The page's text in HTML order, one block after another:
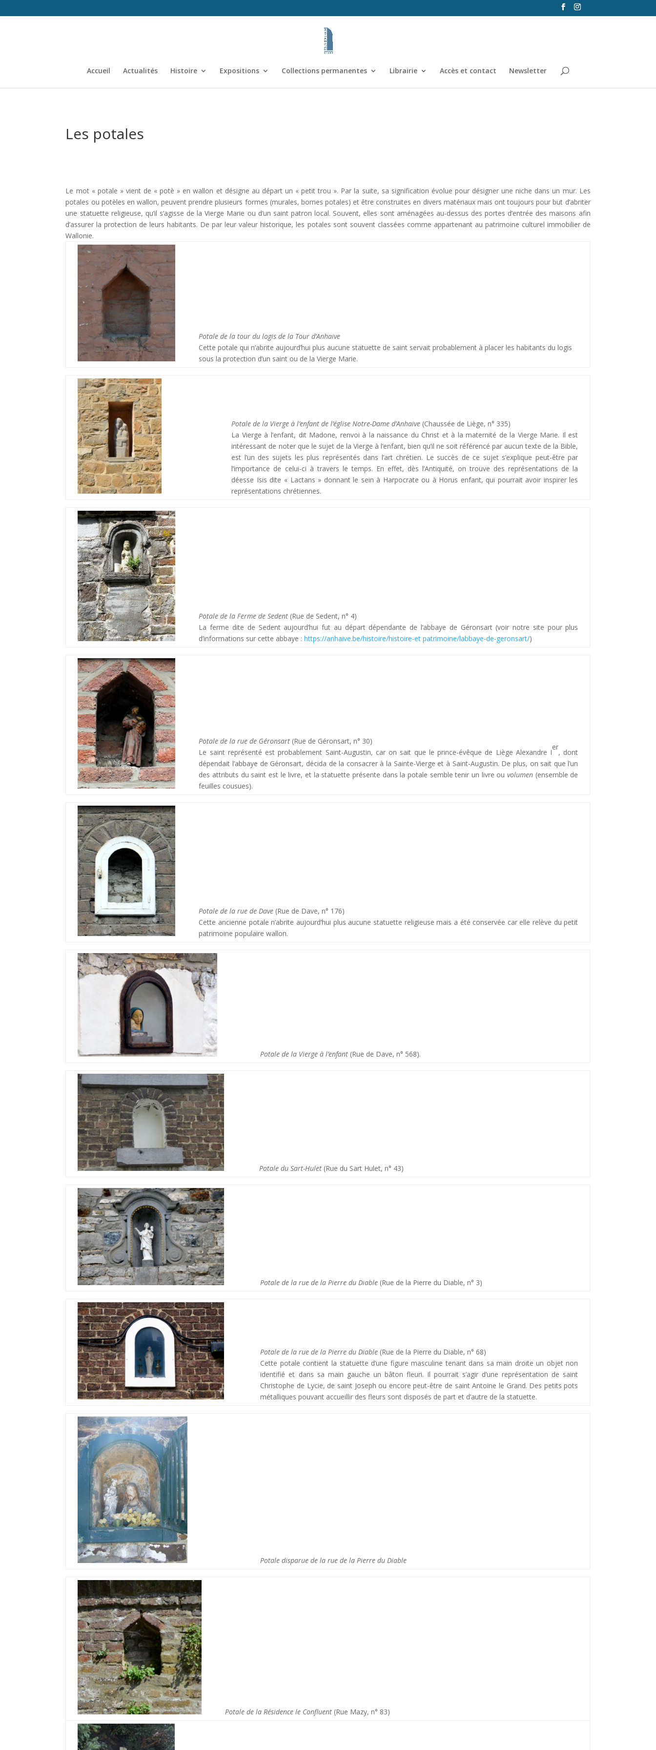
Accueil Actualités Histoire Expositions Collections permanentes Librairie Accès et contact Newsletter
Les potales
Le mot « potale » vient de « potè » en wallon et désigne au départ un « petit trou ». Par la suite, sa signification évolue pour désigner une niche dans un mur. Les
potales ou potèles en wallon, peuvent prendre plusieurs formes (murales, bornes potales) et être construites en divers matériaux mais ont toujours pour but d’abriter
une statuette religieuse, qu’il s’agisse de la Vierge Marie ou d’un saint patron local. Souvent, elles sont aménagées au-dessus des portes d’entrée des maisons afin
d’assurer la protection de leurs habitants. De par leur valeur historique, les potales sont souvent classées comme appartenant au patrimoine culturel immobilier de
Wallonie.
Potale de la tour du logis de la Tour d’Anhaive
Cette potale qui n’abrite aujourd’hui plus aucune statuette de saint servait probablement à placer les habitants du logis
sous la protection d’un saint ou de la Vierge Marie.
Potale de la Vierge à l’enfant de l’église Notre-Dame d’Anhaive (Chaussée de Liège, n° 335)
La Vierge à l’enfant, dit Madone, renvoi à la naissance du Christ et à la maternité de la Vierge Marie. Il est
intéressant de noter que le sujet de la Vierge à l’enfant, bien qu’il ne soit référencé par aucun texte de la Bible,
est l’un des sujets les plus représentés dans l’art chrétien. Le succès de ce sujet s’explique peut-être par
l’importance de celui-ci à travers le temps. En effet, dès l’Antiquité, on trouve des représentations de la
déesse Isis dite « Lactans » donnant le sein à Harpocrate ou à Horus enfant, qui pourrait avoir inspirer les
représentations chrétiennes.
Potale de la Ferme de Sedent (Rue de Sedent, n° 4)
La ferme dite de Sedent aujourd’hui fut au départ dépendante de l’abbaye de Géronsart (voir notre site pour plus
d’informations sur cette abbaye :https://anhaive.be/histoire/histoire-et patrimoine/labbaye-de-geronsart/)
Potale de la rue de Géronsart (Rue de Géronsart, n° 30)
Le saint représenté est probablement Saint-Augustin, car on sait que le prince-évêque de Liège Alexandre I
er
, dont
dépendait l’abbaye de Géronsart, décida de la consacrer à la Sainte-Vierge et à Saint-Augustin. De plus, on sait que l’un
des attributs du saint est le livre, et la statuette présente dans la potale semble tenir un livre ouvolumen (ensemble de
feuilles cousues).
Potale de la rue de Dave (Rue de Dave, n° 176)
Cette ancienne potale n’abrite aujourd’hui plus aucune statuette religieuse mais a été conservée car elle relève du petit
patrimoine populaire wallon.
Potale de la Vierge à l’enfant (Rue de Dave, n° 568).
Potale du Sart-Hulet (Rue du Sart Hulet, n° 43)
Potale de la rue de la Pierre du Diable (Rue de la Pierre du Diable, n° 3)
Potale de la rue de la Pierre du Diable (Rue de la Pierre du Diable, n° 68)
Cette potale contient la statuette d’une figure masculine tenant dans sa main droite un objet non
identifié et dans sa main gauche un bâton fleuri. Il pourrait s’agir d’une représentation de saint
Christophe de Lycie, de saint Joseph ou encore peut-être de saint Antoine le Grand. Des petits pots
métalliques pouvant accueillir des fleurs sont disposés de part et d’autre de la statuette.
Potale disparue de la rue de la Pierre du Diable
Potale de la Résidence le Confluent (Rue Mazy, n° 83)